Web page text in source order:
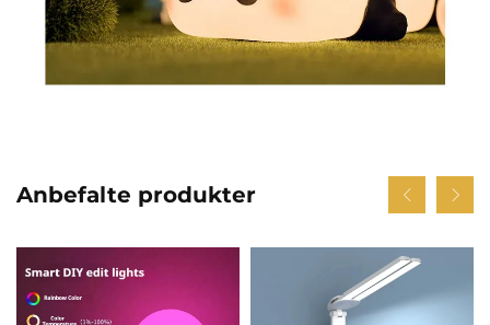
Anbefalte produkter